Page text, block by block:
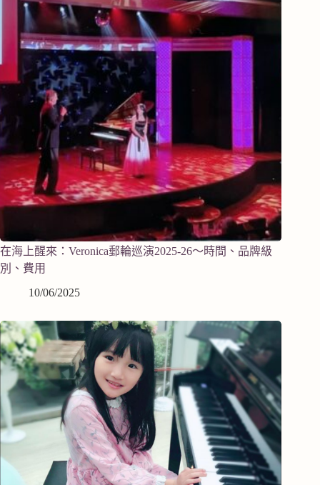
在海上醒來：Veronica郵輪巡演2025-26～時間、品牌級
別、費用
10/06/2025